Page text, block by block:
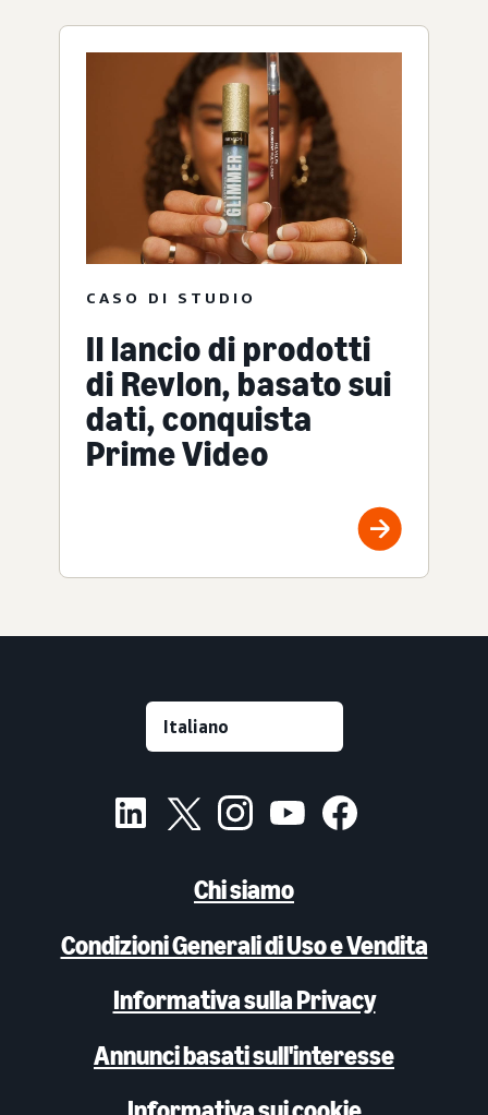
CASO DI STUDIO
Il lancio di prodotti
di Revlon, basato sui
dati, conquista
Prime Video
Chi siamo
Condizioni Generali di Uso e Vendita
Informativa sulla Privacy
Annunci basati sull'interesse